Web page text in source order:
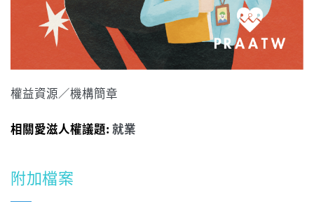
權益資源／機構簡章
相關愛滋人權議題: 就業
附加檔案